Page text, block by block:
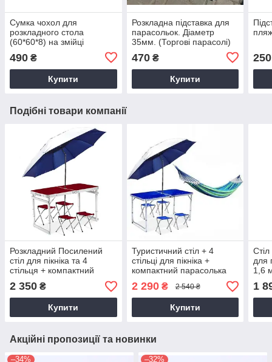
Сумка чохол для
розкладного стола
(60*60*8) на змійці
490 ₴
Купити
Розкладна підставка для
парасольок. Діаметр
35мм. (Торгові парасолі)
470₴
Купити
250
Подібні товари компанії
Розкладний Посилений
стіл для пікніка та 4
стільця + компактний
міцний парасолька 1,6 м у
ПОДАРУНОК!
2 350 ₴
Купити
Туристичний стіл + 4
стільці для пікніка +
компактний парасолька
1,6 м + гамак (80*190)
2 290₴ 2 540 ₴
Купити
Стіл
для
1,6
1
Акційні пропозиції та новинки
–34% –32%